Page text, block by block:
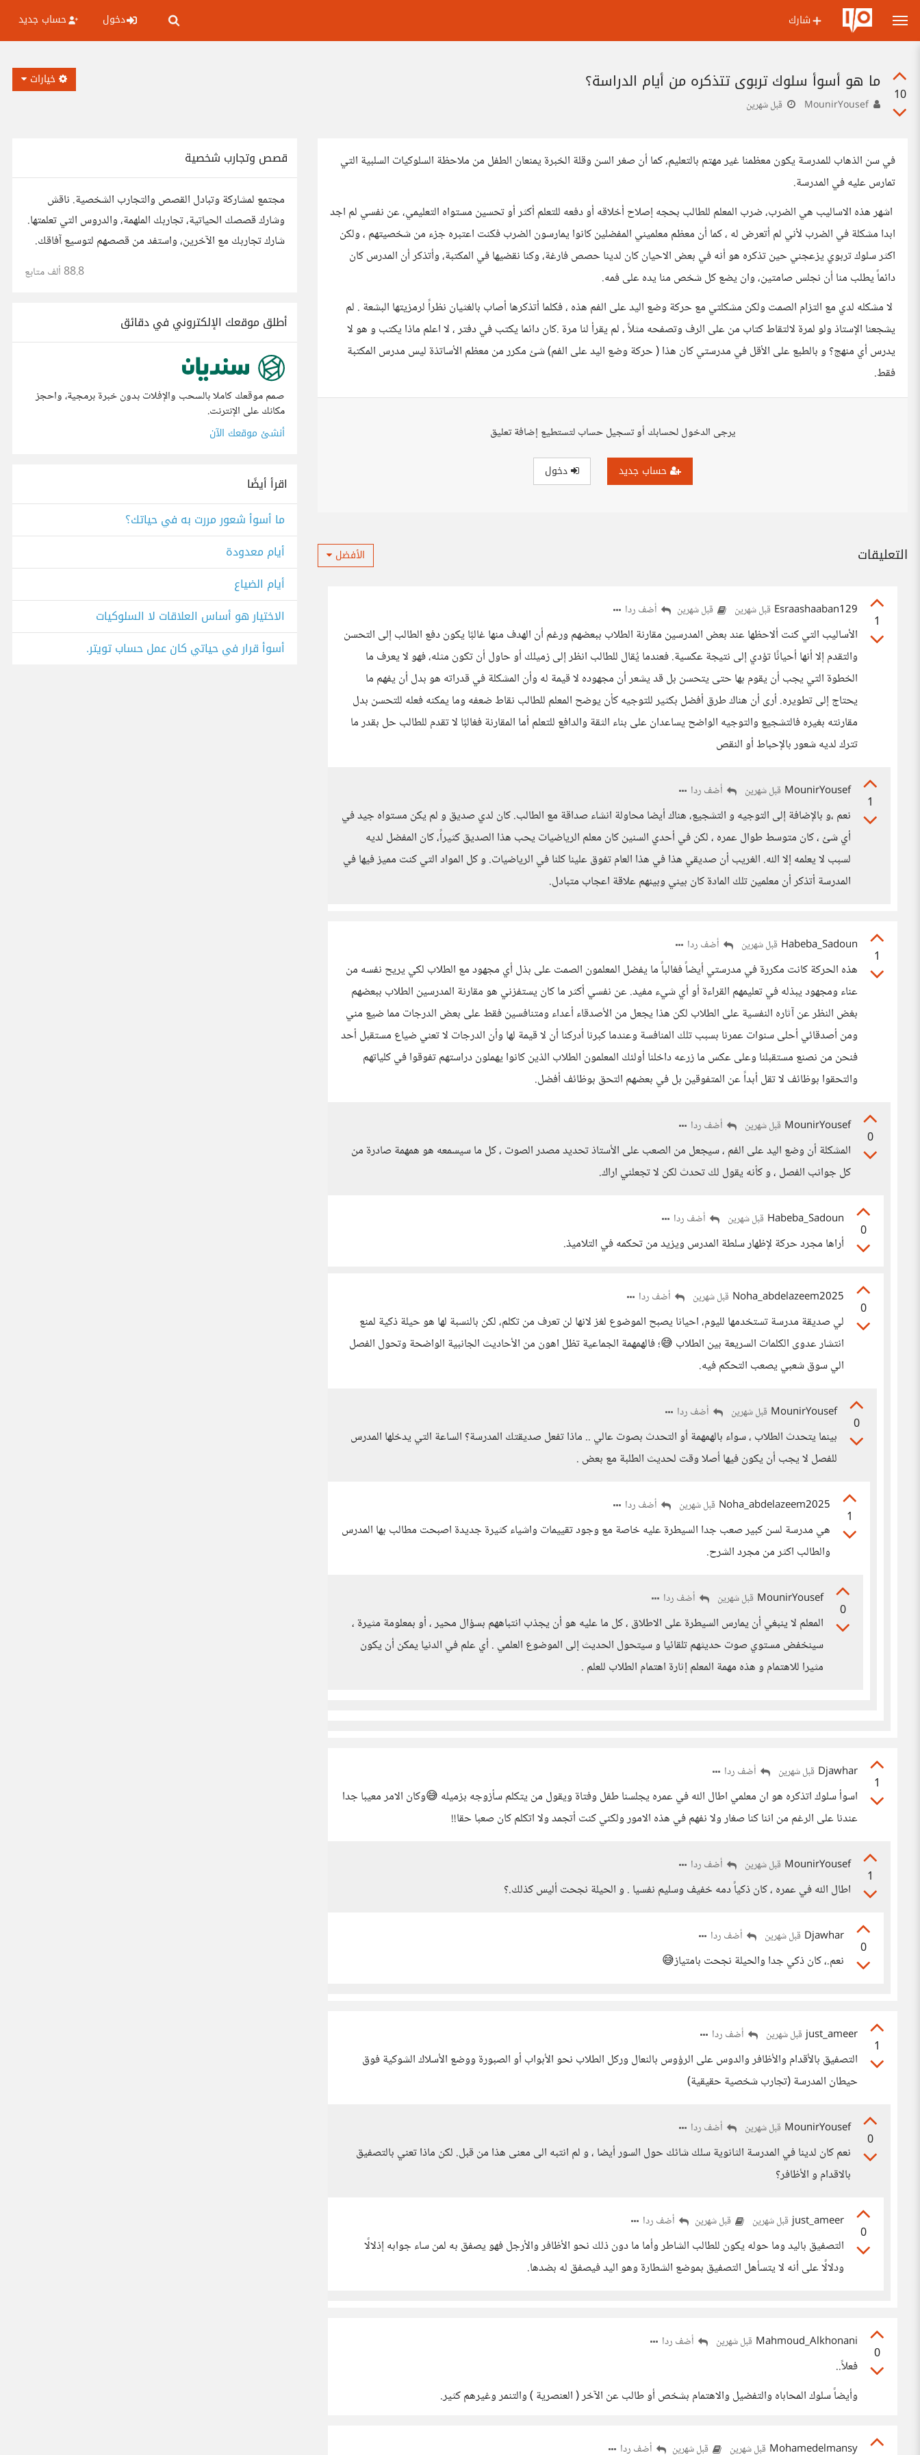
شارك دخول حساب جديد
10
ما هو أسوأ سلوك تربوي تتذكره من أيام الدراسة؟
قبل شهرين
خيارات
في سن الذهاب للمدرسة يكون معظمنا غير مهتم بالتعليم، كما أن صغر السن وقلة الخبرة يمنعان الطفل من ملاحظة السلوكيات السلبية التي
تمارس عليه في المدرسة.
اشهر هذه الاساليب هي الضرب، ضرب المعلم للطالب بحجه إصلاح أخلاقه أو دفعه للتعلم أكثر أو تحسين مستواه التعليمي، عن نفسي لم اجد
ابدا مشكلة في الضرب لأني لم أتعرض له ، كما أن معظم معلميني المفضلين كانوا يمارسون الضرب فكنت اعتبره جزء من شخصيتهم ، ولكن
اكثر سلوك تربوي يزعجني حين تذكره هو أنه في بعض الاحيان كان لدينا حصص فارغة، وكنا نقضيها في المكتبة، وأتذكر أن المدرس كان
دائماً يطلب منا أن نجلس صامتين، وان يضع كل شخص منا يده على فمه.
لا مشكله لدي مع التزام الصمت ولكن مشكلتي مع حركة وضع اليد على الفم هذه ، فكلما أتذكرها أصاب بالغثيان نظراً لرمزيتها البشعة . لم
يشجعنا الإستاذ ولو لمرة لالتقاط كتاب من على الرف وتصفحه مثلاً ، لم يقرأ لنا مرة .كان دائما يكتب في دفتر ، لا اعلم ماذا يكتب و هو لا
يدرس أي منهج؟ و بالطبع على الأقل في مدرستي كان هذا ( حركة وضع اليد على الفم) شئ مكرر من معظم الأساتذة ليس مدرس المكتبة
فقط.
يرجى الدخول لحسابك أو تسجيل حساب لتستطيع إضافة تعليق
حساب جديد دخول
التعليقات الأفضل
1
Esraashaaban129 قبل شهرين قبل شهرين أضف ردا
الأساليب التي كنت ألاحظها عند بعض المدرسين مقارنة الطلاب ببعضهم ورغم أن الهدف منها غالبًا يكون دفع الطالب إلى التحسن
والتقدم إلا أنها أحيانًا تؤدي إلى نتيجة عكسية. فعندما يُقال للطالب انظر إلى زميلك أو حاول أن تكون مثله، فهو لا يعرف ما
الخطوة التي يجب أن يقوم بها حتى يتحسن بل قد يشعر أن مجهوده لا قيمة له وأن المشكلة في قدراته هو بدل أن يفهم ما
يحتاج إلى تطويره. أرى أن هناك طرق أفضل بكثير للتوجيه كأن يوضح المعلم للطالب نقاط ضعفه وما يمكنه فعله للتحسن بدل
مقارنته بغيره فالتشجيع والتوجيه الواضح يساعدان على بناء الثقة والدافع للتعلم أما المقارنة فغالبًا لا تقدم للطالب حل بقدر ما
تترك لديه شعور بالإحباط أو النقص
1
MounirYousef قبل شهرين أضف ردا
نعم ،و بالإضافة إلى التوجيه و التشجيع، هناك أيضا محاولة انشاء صداقة مع الطالب. كان لدي صديق و لم يكن مستواه جيد في
أي شئ ، كان متوسط طوال عمره ، لكن في أحدي السنين كان معلم الرياضيات يحب هذا الصديق كثيراً، كان المفضل لديه
لسبب لا يعلمه إلا الله. الغريب أن صديقي هذا في هذا العام تفوق علينا كلنا في الرياضيات. و كل المواد التي كنت مميز فيها في
المدرسة أتذكر أن معلمين تلك المادة كان بيني وبينهم علاقة اعجاب متبادل.
1
Habeba_Sadoun قبل شهرين أضف ردا
هذه الحركة كانت مكررة في مدرستي أيضاً فغالباً ما يفضل المعلمون الصمت على بذل أي مجهود مع الطلاب لكي يريح نفسه من
عناء ومجهود يبذله في تعليمهم القراءة أو أي شيء مفيد. عن نفسي أكثر ما كان يستفزني هو مقارنة المدرسين الطلاب ببعضهم
بغض النظر عن آثاره النفسية على الطلاب لكن هذا يجعل من الأصدقاء أعداء ومتنافسين فقط على بعض الدرجات مما ضيع مني
ومن أصدقائي أحلى سنوات عمرنا بسبب تلك المنافسة وعندما كبرنا أدركنا أن لا قيمة لها وأن الدرجات لا تعني ضياع مستقبل أحد
فنحن من نصنع مستقبلنا وعلى عكس ما زرعه داخلنا أولئك المعلمون الطلاب الذين كانوا يهملون دراستهم تفوقوا في كلياتهم
والتحقوا بوظائف لا تقل أبداً عن المتفوقين بل في بعضهم التحق بوظائف أفضل.
0
MounirYousef قبل شهرين أضف ردا
المشكلة أن وضع اليد على الفم ، سيجعل من الصعب على الأستاذ تحديد مصدر الصوت ، كل ما سيسمعه هو همهمة صادرة من
كل جوانب الفصل ، و كأنه يقول لك تحدث لكن لا تجعلني اراك.
0
Habeba_Sadoun قبل شهرين أضف ردا
أراها مجرد حركة لإظهار سلطة المدرس ويزيد من تحكمه في التلاميذ.
0
Noha_abdelazeem2025 قبل شهرين أضف ردا
لي صديقة مدرسة تستخدمها لليوم، احيانا يصبح الموضوع لغز لانها لن تعرف من تكلم، لكن بالنسبة لها هو حيلة ذكية لمنع
انتشار عدوى الكلمات السريعة بين الطلاب 😅؛ فالهمهمة الجماعية تظل اهون من الأحاديث الجانبية الواضحة وتحول الفصل
الي سوق شعبي يصعب التحكم فيه.
0
MounirYousef قبل شهرين أضف ردا
بينما يتحدث الطلاب ، سواء بالهمهمة أو التحدث بصوت عالي .. ماذا تفعل صديقتك المدرسة؟ الساعة التي يدخلها المدرس
للفصل لا يجب أن يكون فيها أصلا وقت لحديث الطلبة مع بعض .
1
Noha_abdelazeem2025 قبل شهرين أضف ردا
هي مدرسة لسن كبير صعب جدا السيطرة عليه خاصة مع وجود تقييمات واشياء كثيرة جديدة اصبحت مطالب بها المدرس
والطالب اكثر من مجرد الشرح.
0
MounirYousef قبل شهرين أضف ردا
المعلم لا ينبغي أن يمارس السيطرة على الاطلاق ، كل ما عليه هو أن يجذب انتباههم بسؤال محير ، أو بمعلومة مثيرة ،
سينخفض مستوي صوت حديثهم تلقائيا و سيتحول الحديث إلى الموضوع العلمي . أي علم في الدنيا يمكن أن يكون
مثيرا للاهتمام و هذه مهمة المعلم إثارة اهتمام الطلاب للعلم .
1
Djawhar قبل شهرين أضف ردا
اسوأ سلوك اتذكره هو ان معلمي اطال الله في عمره يجلسنا طفل وفتاة ويقول من يتكلم سأزوجه بزميله 😅وكان الامر معيبا جدا
عندنا على الرغم من اننا كنا صغار ولا نفهم في هذه الامور ولكني كنت أتجمد ولا اتكلم كان صعبا حقا!!
1
MounirYousef قبل شهرين أضف ردا
اطال الله في عمره ، كان ذكياً دمه خفيف وسليم نفسيا . و الحيلة نجحت أليس كذلك.؟
0
Djawhar قبل شهرين أضف ردا
نعم.، كان ذكي جدا والحيلة نجحت بامتياز😅
1
just_ameer قبل شهرين أضف ردا
التصفيق بالأقدام والأظافر والدوس على الرؤوس بالنعال وركل الطلاب نحو الأبواب أو الصبورة ووضع الأسلاك الشوكية فوق
حيطان المدرسة (تجارب شخصية حقيقية)
0
MounirYousef قبل شهرين أضف ردا
نعم كان لدينا في المدرسة الثانوية سلك شائك حول السور أيضا ، و لم انتبه الى معنى هذا من قبل. لكن ماذا تعني بالتصفيق
بالاقدام و الأظافر؟
0
just_ameer قبل شهرين قبل شهرين أضف ردا
التصفيق باليد وما حوله يكون للطالب الشاطر وأما ما دون ذلك نحو الأظافر والأرجل فهو يصفق به لمن ساء جوابه إذلالًا
ودلالًا على أنه لا يتسأهل التصفيق بموضع الشطارة وهو اليد فيصفق له بضدها.
0
Mahmoud_Alkhonani قبل شهرين أضف ردا
فعلاً..
وأيضاً سلوك المحاباه والتفضيل والاهتمام بشخص أو طالب عن الآخر ( العنصرية ) والتنمر وغيرهم كثير.
Mohamedelmansy قبل شهرين قبل شهرين أضف ردا
قصص وتجارب شخصية
مجتمع لمشاركة وتبادل القصص والتجارب الشخصية. ناقش
وشارك قصصك الحياتية، تجاربك الملهمة، والدروس التي تعلمتها.
شارك تجاربك مع الآخرين، واستفد من قصصهم لتوسيع آفاقك.
88.8 ألف متابع
أطلق موقعك الإلكتروني في دقائق
صمم موقعك كاملا بالسحب والإفلات بدون خبرة برمجية، واحجز
مكانك على الإنترنت.
أنشئ موقعك الآن
اقرأ أيضًا
ما أسوأ شعور مررت به في حياتك؟
أيام معدودة
أيام الضياع
الاختيار هو أساس العلاقات لا السلوكيات
أسوأ قرار في حياتي كان عمل حساب تويتر.